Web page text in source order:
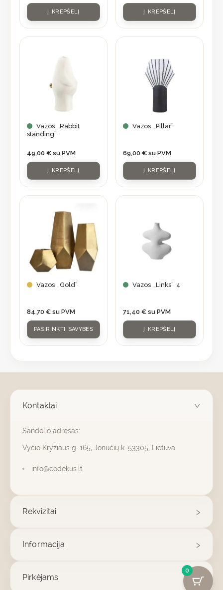
Į KREPŠELĮ Į KREPŠELĮ
Vazos „Rabbit
standing”
49,00 € su PVM
Į KREPŠELĮ
Vazos „Pillar”
69,00 € su PVM
Į KREPŠELĮ
Vazos „Gold”
84,70 € su PVM
PASIRINKTI SAVYBES
multiple
variants.
The
options
may
chosen
on
the
product
Vazos „Links” 4
71,40 € su PVM
Į KREPŠELĮ
Kontaktai
Sandėlio adresas:
Vyčio Kryžiaus g. 165, Jonučių k. 53305, Lietuva
info@codekus.lt
Rekvizitai
Informacija
Pirkėjams
0